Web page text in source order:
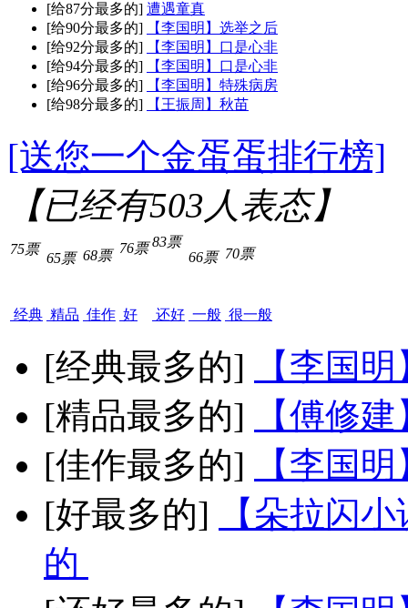
[给87分最多的] 遭遇童真
[给90分最多的]
【李国明】选举之后
[给92分最多的]
【李国明】口是心非
[给94分最多的]
【李国明】口是心非
[给96分最多的]
【李国明】特殊病房
[给98分最多的]
【王振周】秋苗
[送您一个金蛋蛋排行榜]
【已经有503人表态】
75票
经典
65票
精品
68票
佳作
76票
好
83票
还好
66票
一般
70票
很一般
[经典最多的]
【李国
[精品最多的]
【傅修
[佳作最多的]
【李国
[好最多的]
【朵拉闪
的